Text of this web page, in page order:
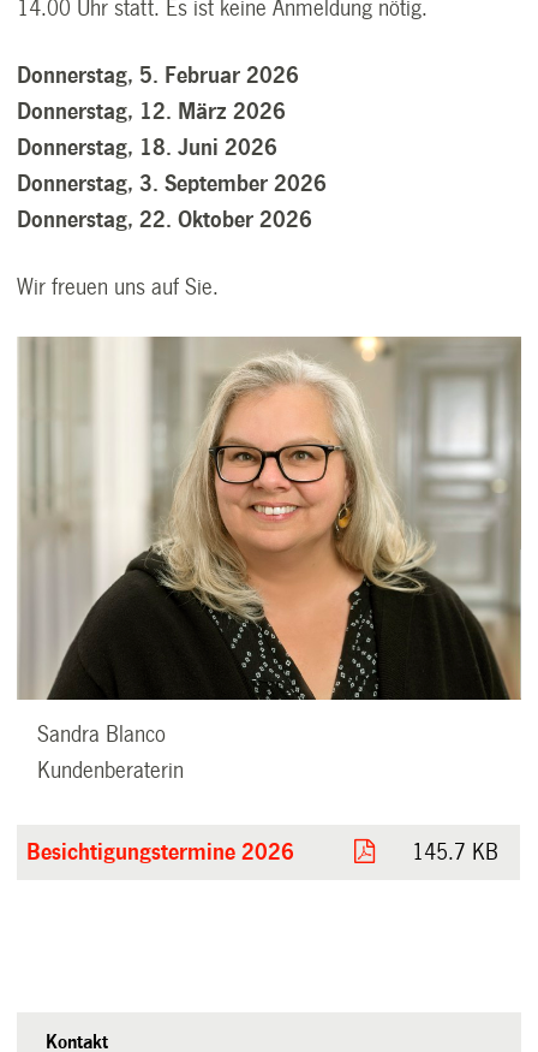
14.00 Uhr statt. Es ist keine Anmeldung nötig.
Donnerstag, 5. Februar 2026
Donnerstag, 12. März 2026
Donnerstag, 18. Juni 2026
Donnerstag, 3. September 2026
Donnerstag, 22. Oktober 2026
Wir freuen uns auf Sie.
Sandra Blanco
Kundenberaterin
Besichtigungstermine 2026 145.7 KB
Kontakt